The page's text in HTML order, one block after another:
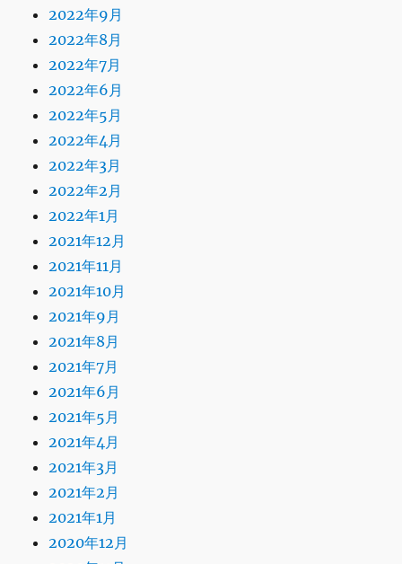
2022年9月
2022年8月
2022年7月
2022年6月
2022年5月
2022年4月
2022年3月
2022年2月
2022年1月
2021年12月
2021年11月
2021年10月
2021年9月
2021年8月
2021年7月
2021年6月
2021年5月
2021年4月
2021年3月
2021年2月
2021年1月
2020年12月